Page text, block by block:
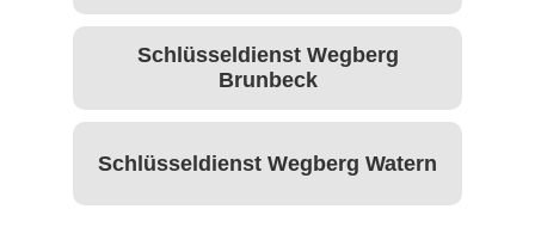
Schlüsseldienst Wegberg
Brunbeck
Schlüsseldienst Wegberg Watern